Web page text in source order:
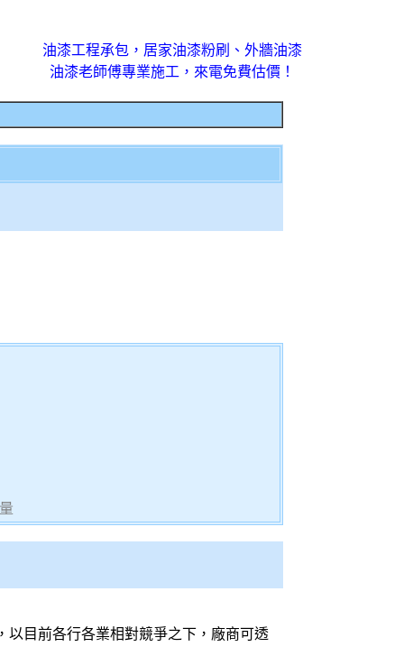
油漆工程承包，居家油漆粉刷、外牆油漆
油漆老師傅專業施工，來電免費估價！
目前各行各業相對競爭之下，廠商可透